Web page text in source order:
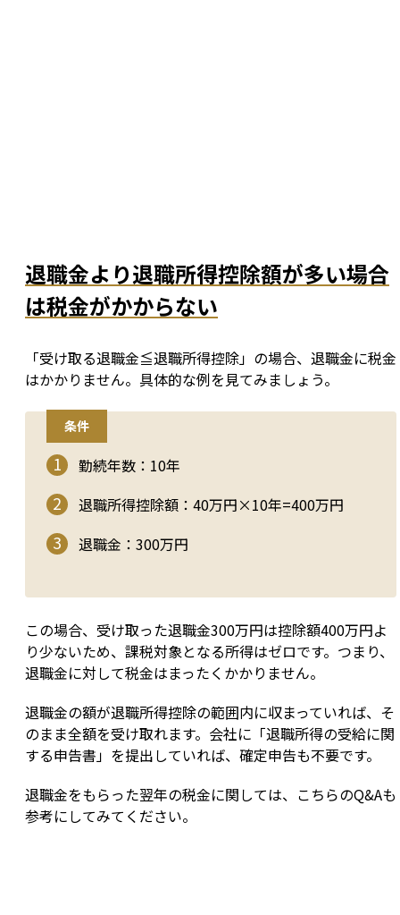
退職金より退職所得控除額が多い場合
は税金がかからない
「受け取る退職金≦退職所得控除」の場合、退職金に税金
はかかりません。具体的な例を見てみましょう。
条件
勤続年数：10年
退職所得控除額：40万円×10年=400万円
退職金：300万円
この場合、受け取った退職金300万円は控除額400万円よ
り少ないため、課税対象となる所得はゼロです。つまり、
退職金に対して税金はまったくかかりません。
退職金の額が退職所得控除の範囲内に収まっていれば、そ
のまま全額を受け取れます。会社に「退職所得の受給に関
する申告書」を提出していれば、確定申告も不要です。
退職金をもらった翌年の税金に関しては、こちらのQ&Aも
参考にしてみてください。